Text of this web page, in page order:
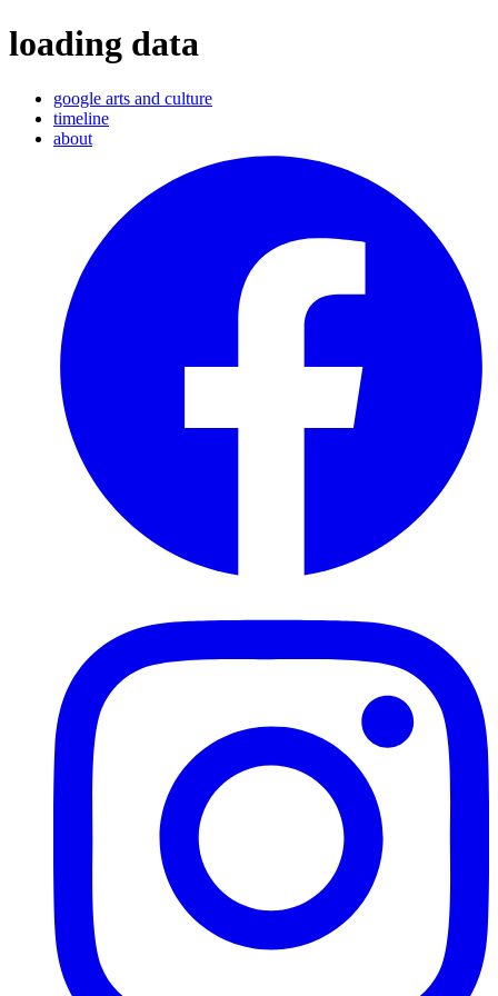
loading data
google arts and culture
timeline
about